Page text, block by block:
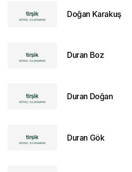
Doğan Karakuş
Duran Boz
Duran Doğan
Duran Gök